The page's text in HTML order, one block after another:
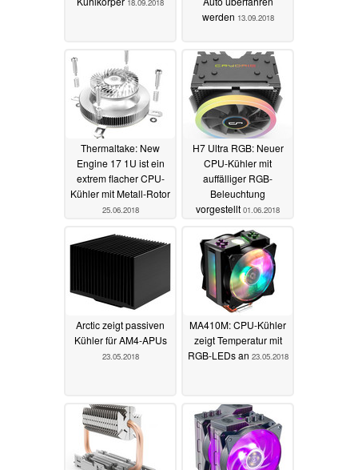
18.09.2018
werden 13.09.2018
Thermaltake: New
Engine 17 1U ist ein
extrem flacher CPU-
Kühler mit Metall-Rotor
25.06.2018
H7 Ultra RGB: Neuer
CPU-Kühler mit
auffälliger RGB-
Beleuchtung
vorgestellt 01.06.2018
Arctic zeigt passiven
Kühler für AM4-APUs
23.05.2018
MA410M: CPU-Kühler
zeigt Temperatur mit
RGB-LEDs an 23.05.2018